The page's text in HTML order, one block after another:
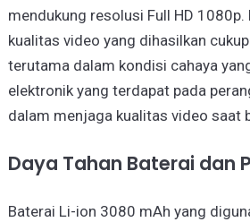
mendukung resolusi Full HD 1080p.
kualitas video yang dihasilkan
terutama dalam kondisi cahaya
elektronik yang terdapat pada
dalam menjaga kualitas video saat
Daya Tahan Baterai dan
Baterai Li-ion 3080 mAh yang